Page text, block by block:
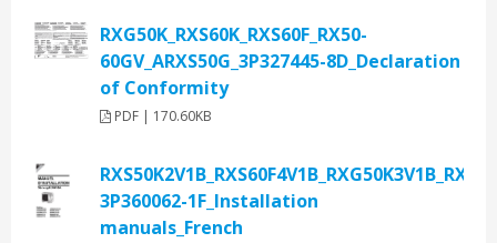
RXG50K_RXS60K_RXS60F_RX50-
60GV_ARXS50G_3P327445-8D_Declaration
of Conformity
PDF | 170.60KB
3P360062-1F_Installation
manuals_French